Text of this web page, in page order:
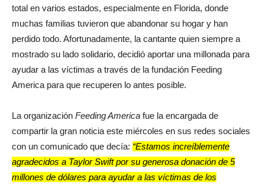
total en varios estados, especialmente en Florida, donde
muchas familias tuvieron que abandonar su hogar y han
perdido todo. Afortunadamente, la cantante quien siempre a
mostrado su lado solidario, decidió aportar una millonada para
ayudar a las víctimas a través de la fundación Feeding
America para que recuperen lo antes posible.
La organización Feeding America fue la encargada de
compartir la gran noticia este miércoles en sus redes sociales
con un comunicado que decía: “Estamos increíblemente
agradecidos a Taylor Swift por su generosa donación de 5
millones de dólares para ayudar a las víctimas de los